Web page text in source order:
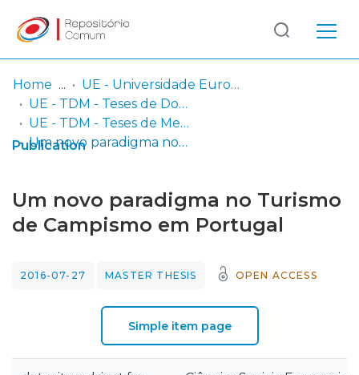
Communities
& Collections
Log
In
(current)
Home
UE - Universidade Europeia
UE - TDM - Teses de Doutoramento e Mestrado
UE - TDM - Teses de Mestrado
Um novo paradigma no Turismo de Campismo em Portugal
Publication
Um novo paradigma no Turismo
de Campismo em Portugal
2016-07-27 MASTER THESIS OPEN ACCESS
Simple item page